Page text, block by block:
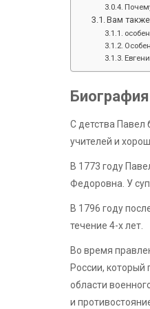
Вам
Биография
С детства
учителей и
В 1773 году
Федоровна. У
В 1796 году
течение 4-х лет.
Во время
России,
области
и